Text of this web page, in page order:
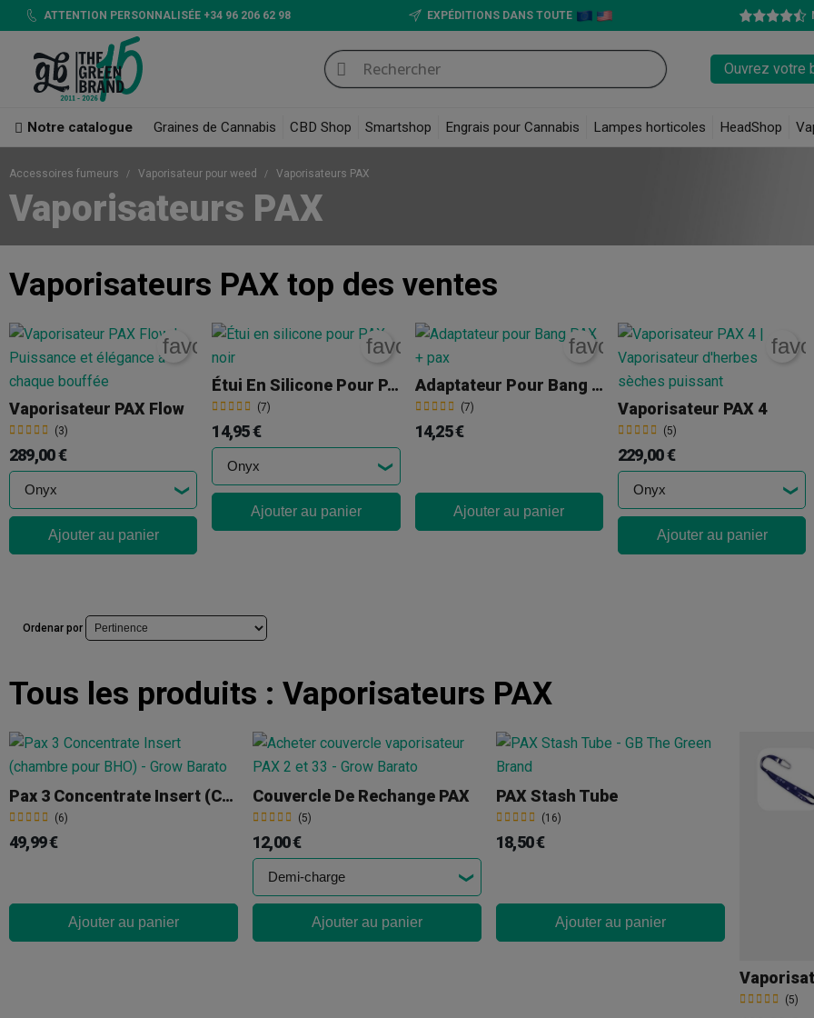
ATTENTION PERSONNALISÉE +34 96 206 62 98 EXPÉDITIONS DANS TOUTE
Ouvrez votre
Notre catalogue Graines de Cannabis CBD Shop Smartshop Engrais pour Cannabis Lampes horticoles HeadShop
Accessoires fumeurs Vaporisateur pour weed Vaporisateurs PAX
Vaporisateurs PAX
Vaporisateurs PAX top des ventes
Vaporisateur PAX Flow
(3)
favorite_border
289,00 €
Ajouter au panier
Étui En Silicone Pour PAX
(7)
favorite_border
14,95 €
Ajouter au panier
Adaptateur Pour Bang PAX
(7)
favorite_border
14,25 €
Ajouter au panier
Vaporisateur PAX 4
(5)
229,00 €
Ajouter au panier
Ordenar por
Tous les produits : Vaporisateurs PAX
Pax 3 Concentrate Insert (Chambre Pour BHO)
(6)
49,99 €
Ajouter au panier
Couvercle De Rechange PAX
(5)
12,00 €
Ajouter au panier
PAX Stash Tube
(16)
18,50 €
Ajouter au panier
(5)